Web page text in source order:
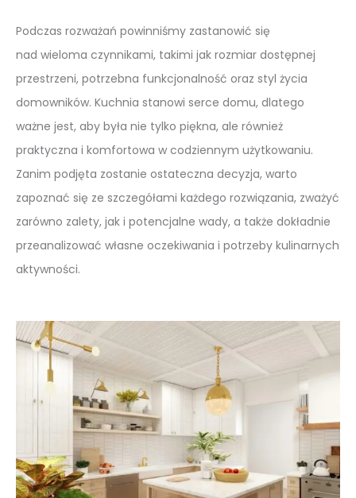
Podczas rozważań powinniśmy zastanowić się
nad wieloma czynnikami, takimi jak rozmiar dostępnej
przestrzeni, potrzebna funkcjonalność oraz styl życia
domowników. Kuchnia stanowi serce domu, dlatego
ważne jest, aby była nie tylko piękna, ale również
praktyczna i komfortowa w codziennym użytkowaniu.
Zanim podjęta zostanie ostateczna decyzja, warto
zapoznać się ze szczegółami każdego rozwiązania, zważyć
zarówno zalety, jak i potencjalne wady, a także dokładnie
przeanalizować własne oczekiwania i potrzeby kulinarnych
aktywności.